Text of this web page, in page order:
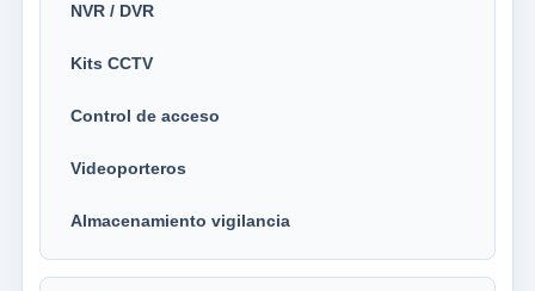
NVR / DVR
Kits CCTV
Control de acceso
Videoporteros
Almacenamiento vigilancia